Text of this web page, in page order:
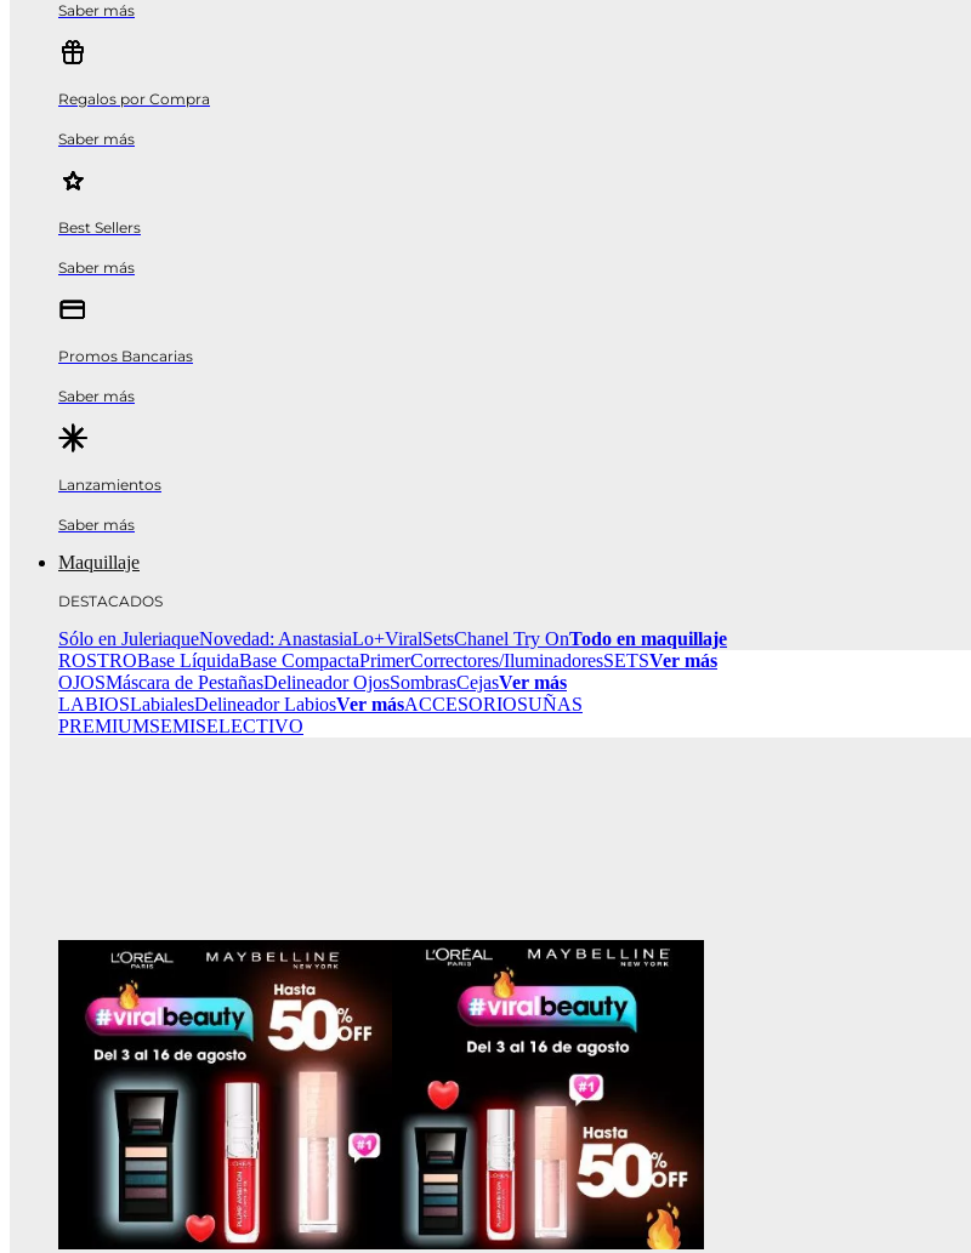
Saber más
Regalos por Compra
Saber más
Best Sellers
Saber más
Promos Bancarias
Saber más
Lanzamientos
Saber más
Maquillaje
DESTACADOS
Sólo en JuleriaqueNovedad: AnastasiaLo+ViralSetsChanel Try OnTodo en maquillaje
ROSTROBase LíquidaBase CompactaPrimerCorrectores/IluminadoresSETSVer más
OJOSMáscara de PestañasDelineador OjosSombrasCejasVer más
LABIOSLabialesDelineador LabiosVer másACCESORIOSUÑAS
PREMIUMSEMISELECTIVO